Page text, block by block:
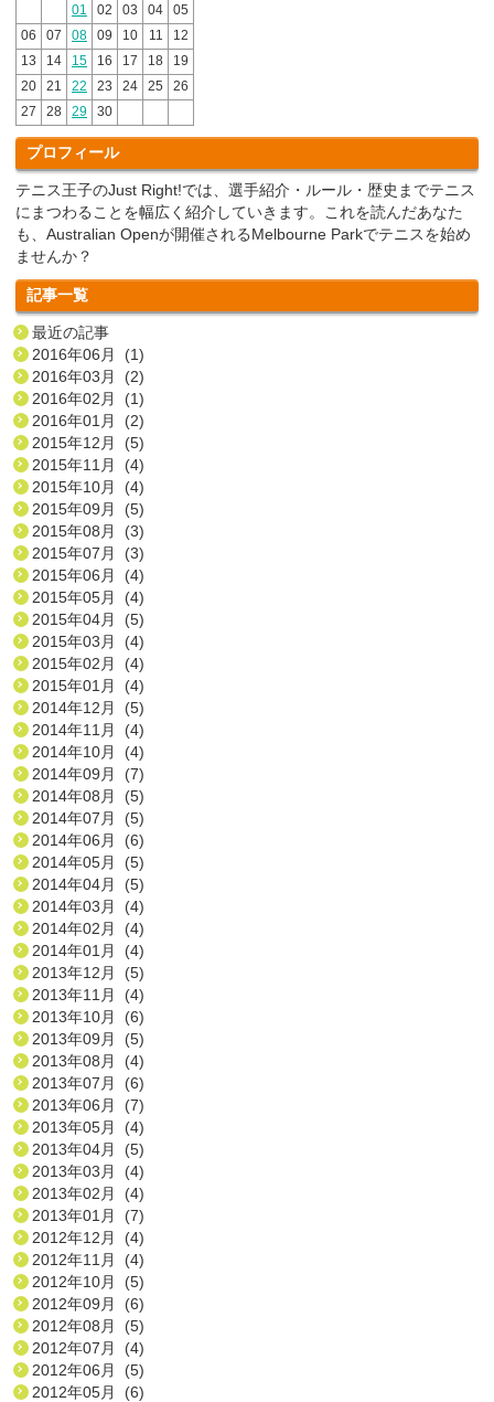
01
02 03 04
05
06
07 08 09 10 11
12
13
14 15 16 17 18
19
20
21 22 23 24 25
26
27
28 29 30
プロフィール
テニス王子のJust Right!では、選手紹介・ルール・歴史までテニス
にまつわることを幅広く紹介していきます。これを読んだあなた
も、Australian Openが開催されるMelbourne Parkでテニスを始め
ませんか？
記事一覧
最近の記事
2016年06月 (1)
2016年03月 (2)
2016年02月 (1)
2016年01月 (2)
2015年12月 (5)
2015年11月 (4)
2015年10月 (4)
2015年09月 (5)
2015年08月 (3)
2015年07月 (3)
2015年06月 (4)
2015年05月 (4)
2015年04月 (5)
2015年03月 (4)
2015年02月 (4)
2015年01月 (4)
2014年12月 (5)
2014年11月 (4)
2014年10月 (4)
2014年09月 (7)
2014年08月 (5)
2014年07月 (5)
2014年06月 (6)
2014年05月 (5)
2014年04月 (5)
2014年03月 (4)
2014年02月 (4)
2014年01月 (4)
2013年12月 (5)
2013年11月 (4)
2013年10月 (6)
2013年09月 (5)
2013年08月 (4)
2013年07月 (6)
2013年06月 (7)
2013年05月 (4)
2013年04月 (5)
2013年03月 (4)
2013年02月 (4)
2013年01月 (7)
2012年12月 (4)
2012年11月 (4)
2012年10月 (5)
2012年09月 (6)
2012年08月 (5)
2012年07月 (4)
2012年06月 (5)
2012年05月 (6)